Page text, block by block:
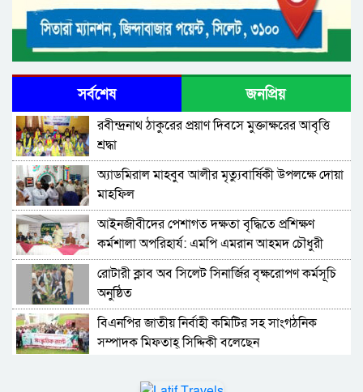
সর্বশেষ জনপ্রিয়
রবীন্দ্রনাথ ঠাকুরের প্রয়াণ দিবসে মুক্তাক্ষরের আবৃত্তি
শ্রদ্ধা
অ্যাডমিরাল মাহবুব আলীর মৃত্যুবার্ষিকী উপলক্ষে দোয়া
মাহফিল
‎আইনজীবীদের পেশাগত দক্ষতা বৃদ্ধিতে প্রশিক্ষণ
কর্মশালা অপরিহার্য: এমপি এমরান আহমদ চৌধুরী
রোটারী ক্লাব অব সিলেট সিনার্জির বৃক্ষরোপণ কর্মসূচি
অনুষ্ঠিত
বিএনপির জাতীয় নির্বাহী কমিটির সহ সাংগঠনিক
সম্পাদক মিফতাহ্ সিদ্দিকী বলেছেন